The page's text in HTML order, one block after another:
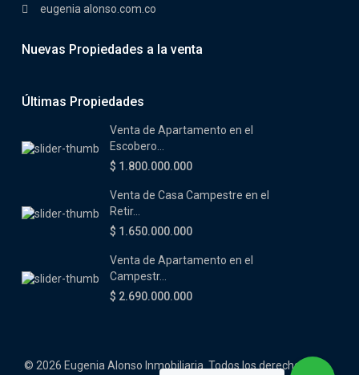
eugenia alonso.com.co
Nuevas Propiedades a la venta
Últimas Propiedades
Venta de Apartamento en el
Escobero...
$ 1.800.000.000
Venta de Casa Campestre en el
Retir...
$ 1.650.000.000
Venta de Apartamento en el
Campestr...
$ 2.690.000.000
© 2026 Eugenia Alonso Inmobiliaria. Todos los derechos